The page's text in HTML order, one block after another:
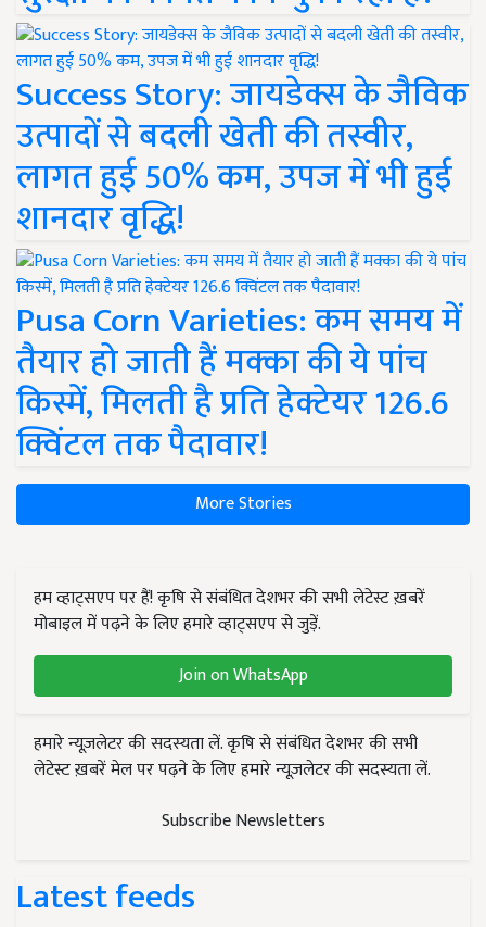
Success Story: जायडेक्स के जैविक
उत्पादों से बदली खेती की तस्वीर,
लागत हुई 50% कम, उपज में भी हुई
शानदार वृद्धि!
Pusa Corn Varieties: कम समय में
तैयार हो जाती हैं मक्का की ये पांच
किस्में, मिलती है प्रति हेक्टेयर 126.6
क्विंटल तक पैदावार!
More Stories
हम व्हाट्सएप पर हैं! कृषि से संबंधित देशभर की सभी लेटेस्ट ख़बरें
मोबाइल में पढ़ने के लिए हमारे व्हाट्सएप से जुड़ें.
Join on WhatsApp
हमारे न्यूज़लेटर की सदस्यता लें. कृषि से संबंधित देशभर की सभी
लेटेस्ट ख़बरें मेल पर पढ़ने के लिए हमारे न्यूज़लेटर की सदस्यता लें.
Subscribe Newsletters
Latest feeds